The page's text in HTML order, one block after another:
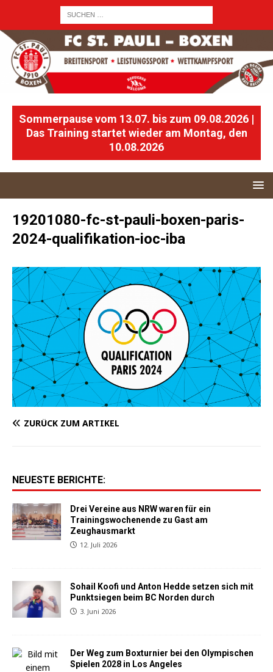
Sommerpause vom 13.07. bis zum 09.08.2026 |
Das Training startet wieder am Montag, den
10.08.2026
19201080-fc-st-pauli-boxen-paris-
2024-qualifikation-ioc-iba
ZURÜCK ZUM ARTIKEL
NEUESTE BERICHTE:
Drei Vereine aus NRW waren für ein
Trainingswochenende zu Gast am
Zeughausmarkt
12. Juli 2026
Sohail Koofi und Anton Hedde setzen sich mit
Punktsiegen beim BC Norden durch
3. Juni 2026
Der Weg zum Boxturnier bei den Olympischen
Spielen 2028 in Los Angeles